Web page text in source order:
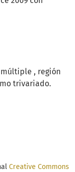
múltiple
región
trivariado.
Creative Commons